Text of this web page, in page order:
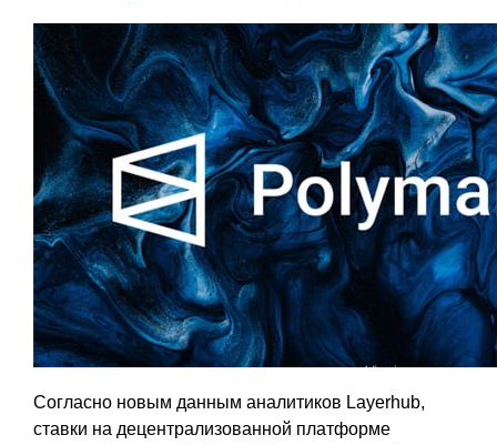
Согласно новым данным аналитиков Layerhub,
ставки на децентрализованной платформе